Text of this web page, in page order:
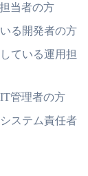
当者の方
る開発者の方
ている運用担
管理者の方
ステム責任者